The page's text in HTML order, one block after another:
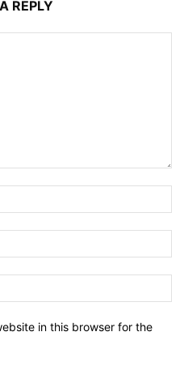
REPLY
in this browser for the